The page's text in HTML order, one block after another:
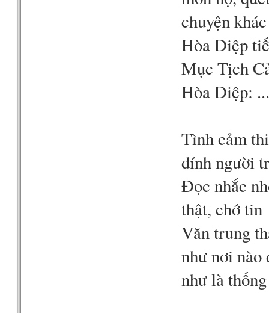
chuyện
Hòa Diệp
Mục Tịch
Hòa Diệp:
Tình cảm
dính người
Đọc nhắc
thật, chớ tin
Văn trung
như nơi nào
như là